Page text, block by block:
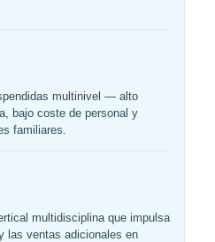
multinivel — alto
bajo coste de personal y
familiares.
multidisciplina que impulsa
las ventas adicionales en